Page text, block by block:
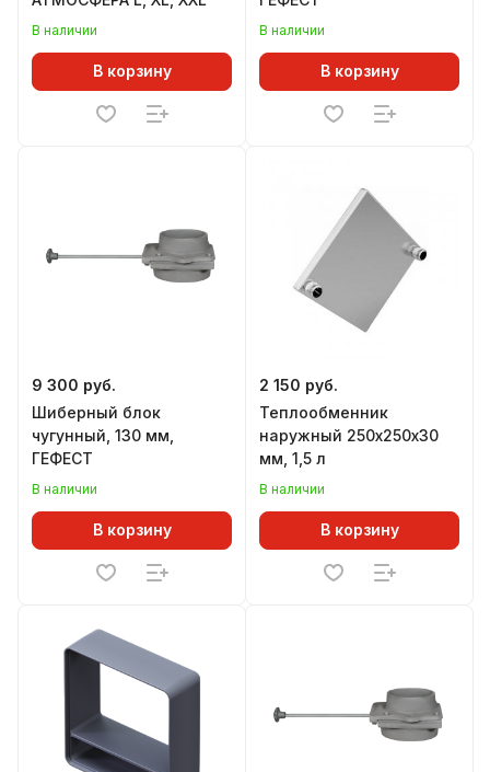
В наличии
В корзину
В наличии
В корзину
9 300 руб.
Шиберный блок
чугунный, 130 мм,
ГЕФЕСТ
В наличии
В корзину
2 150 руб.
Теплообменник
наружный 250х250х30
мм, 1,5 л
В наличии
В корзину